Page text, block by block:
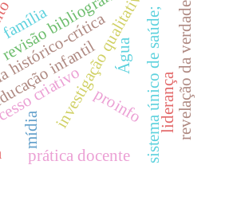
investigação qualitativasistema único de saúde;
crítica
infantil
bibliográfica
criativo
Água
mídia
proinfo
prática docente
liderançarevelação da verdade
família